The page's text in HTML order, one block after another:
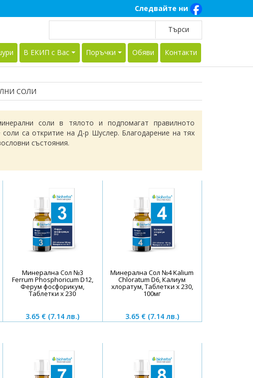
Следвайте ни
В ЕКИП с Вас Поръчки Обяви Контакти
СОЛИ
соли в тялото и подпомагат правилното
са откритие на Д-р Шуслер. Благодарение на тях
състояния.
Минерална Сол №3
Ferrum Phosphoricum D12,
Ферум фосфорикум,
Таблетки х 230
3.65 € (7.14 лв.)
Минерална Сол №4 Kalium
Chloratum D6, Калиум
хлоратум, Таблетки х 230,
100мг
3.65 € (7.14 лв.)